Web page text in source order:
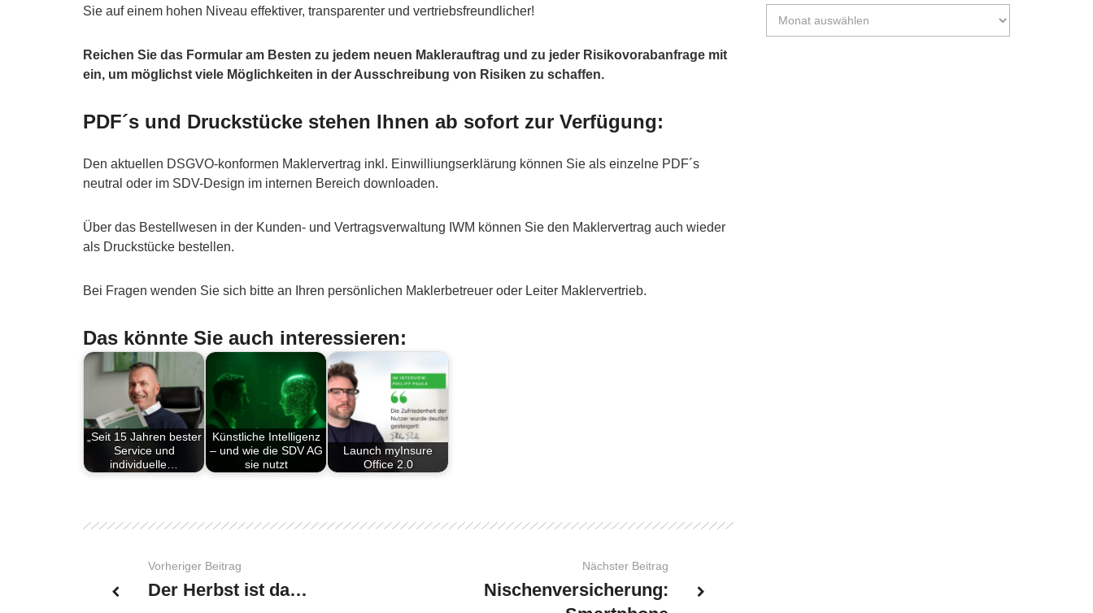
Sie auf einem hohen Niveau effektiver, transparenter und vertriebsfreundlicher!
Reichen Sie das Formular am Besten zu jedem neuen Maklerauftrag und zu jeder Risikovorabanfrage mit
ein, um möglichst viele Möglichkeiten in der Ausschreibung von Risiken zu schaffen.
PDF´s und Druckstücke stehen Ihnen ab sofort zur Verfügung:
Den aktuellen DSGVO-konformen Maklervertrag inkl. Einwilliungserklärung können Sie als einzelne PDF´s
neutral oder im SDV-Design im internen Bereich downloaden.
Über das Bestellwesen in der Kunden- und Vertragsverwaltung IWM können Sie den Maklervertrag auch wieder
als Druckstücke bestellen.
Bei Fragen wenden Sie sich bitte an Ihren persönlichen Maklerbetreuer oder Leiter Maklervertrieb.
Das könnte Sie auch interessieren:
„Seit 15 Jahren bester
Service und
individuelle…
Künstliche Intelligenz
– und wie die SDV AG
sie nutzt
Launch myInsure
Office 2.0
Vorheriger Beitrag
Der Herbst ist da…
Nächster Beitrag
Nischenversicherung: